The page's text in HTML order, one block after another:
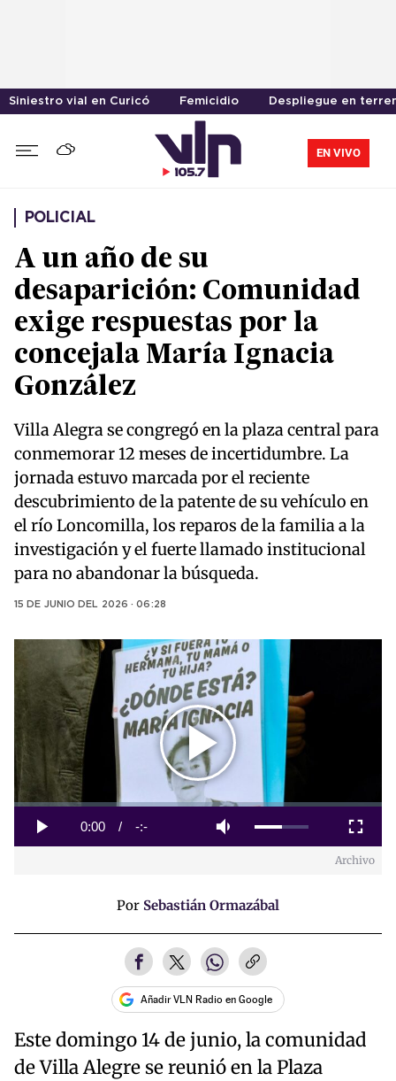
Siniestro vial en Curicó Femicidio Despliegue en
EN VIVO
POLICIAL
A un año de su
desaparición: Comunidad
exige respuestas por la
concejala María Ignacia
González
Villa Alegra se congregó en la plaza central para
conmemorar 12 meses de incertidumbre. La
jornada estuvo marcada por el reciente
descubrimiento de la patente de su vehículo en
el río Loncomilla, los reparos de la familia a la
investigación y el fuerte llamado institucional
para no abandonar la búsqueda.
15 DE JUNIO DEL 2026 · 06:28
Play
Video
Play Mute
Current
0:00 / Duration
-:-
Loaded:
Fullscreen
Archivo
Por Sebastián Ormazábal
Añadir VLN Radio en Google
Este domingo 14 de junio, la comunidad
de Villa Alegre se reunió en la Plaza